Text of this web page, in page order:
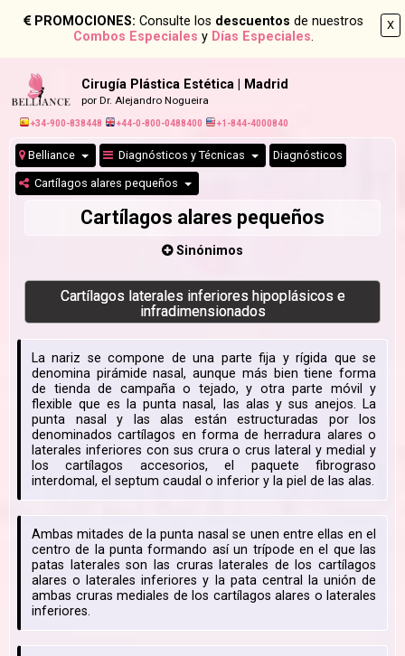
X
PROMOCIONES: Consulte los descuentos de nuestros
Combos Especiales y Días Especiales.
Cirugía Plástica Estética | Madrid
por Dr. Alejandro Nogueira
+34-900-838448 +44-0-800-0488400 +1-844-4000840
Belliance Diagnósticos y Técnicas Diagnósticos
Cartílagos alares pequeños
Cartílagos alares pequeños
Sinónimos
Cartílagos laterales inferiores hipoplásicos e
infradimensionados
La nariz se compone de una parte fija y rígida que se
denomina pirámide nasal, aunque más bien tiene forma
de tienda de campaña o tejado, y otra parte móvil y
flexible que es la punta nasal, las alas y sus anejos. La
punta nasal y las alas están estructuradas por los
denominados cartílagos en forma de herradura alares o
laterales inferiores con sus crura o crus lateral y medial y
los cartílagos accesorios, el paquete fibrograso
interdomal, el septum caudal o inferior y la piel de las alas.
Ambas mitades de la punta nasal se unen entre ellas en el
centro de la punta formando así un trípode en el que las
patas laterales son las cruras laterales de los cartílagos
alares o laterales inferiores y la pata central la unión de
ambas cruras mediales de los cartílagos alares o laterales
inferiores.